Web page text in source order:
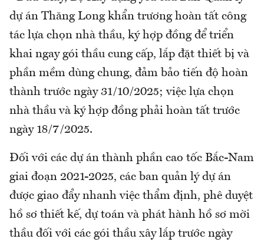
dự án Thăng Long khẩn trương hoàn tất công
tác lựa chọn nhà thầu, ký hợp đồng để triển
khai ngay gói thầu cung cấp, lắp đặt thiết bị và
phần mềm dùng chung, đảm bảo tiến độ hoàn
thành trước ngày 31/10/2025; việc lựa chọn
nhà thầu và ký hợp đồng phải hoàn tất trước
ngày 18/7/2025.
Đối với các dự án thành phần cao tốc Bắc-Nam
giai đoạn 2021-2025, các ban quản lý dự án
được giao đẩy nhanh việc thẩm định, phê duyệt
hồ sơ thiết kế, dự toán và phát hành hồ sơ mời
thầu đối với các gói thầu xây lắp trước ngày